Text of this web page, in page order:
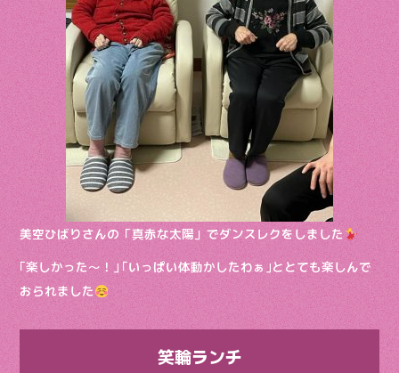
美空ひばりさんの「真赤な太陽」でダンスレクをしました
｢楽しかった〜！｣ ｢いっぱい体動かしたわぁ｣ととても楽しんで
おられました
笑輪ランチ